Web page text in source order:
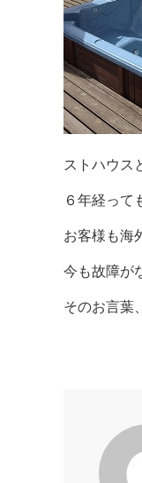
ストハウス
６年経って
お客様も海
今も故障が
そのお言葉